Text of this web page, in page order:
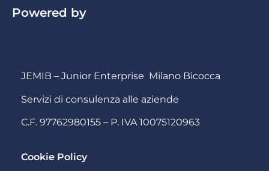
Powered by
JEMIB – Junior Enterprise Milano Bicocca
Servizi di consulenza alle aziende
C.F. 97762980155 – P. IVA 10075120963
Cookie Policy